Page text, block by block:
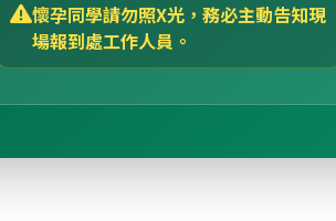
懷孕同學請勿照X光，務必主動告知現
場報到處工作人員。